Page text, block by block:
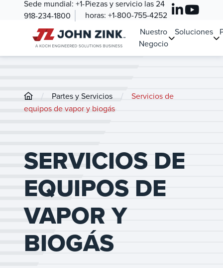
Sede mundial: +1-
918-234-1800
Piezas y servicio las 24
horas:+1-800-755-4252
Nuestro
Negocio
Soluciones
/ Partes y Servicios /
Servicios de
equipos de vapor y biogás
SERVICIOS DE
EQUIPOS DE
VAPOR Y
BIOGÁS